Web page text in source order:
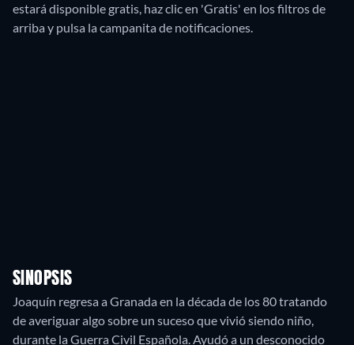
estará disponible gratis, haz clic en 'Gratis' en los filtros de
arriba y pulsa la campanita de notificaciones.
SINOPSIS
Joaquín regresa a Granada en la década de los 80 tratando
de averiguar algo sobre un suceso que vivió siendo niño,
durante la Guerra Civil Española. Ayudó a un desconocido